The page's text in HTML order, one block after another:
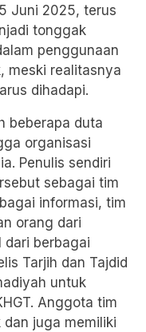
Juni 2025, terus
tonggak
penggunaan
meski realitasnya
dihadapi.
beberapa duta
organisasi
Penulis sendiri
sebagai tim
informasi, tim
orang dari
dari berbagai
Tarjih dan Tajdid
untuk
Anggota tim
dan juga memiliki